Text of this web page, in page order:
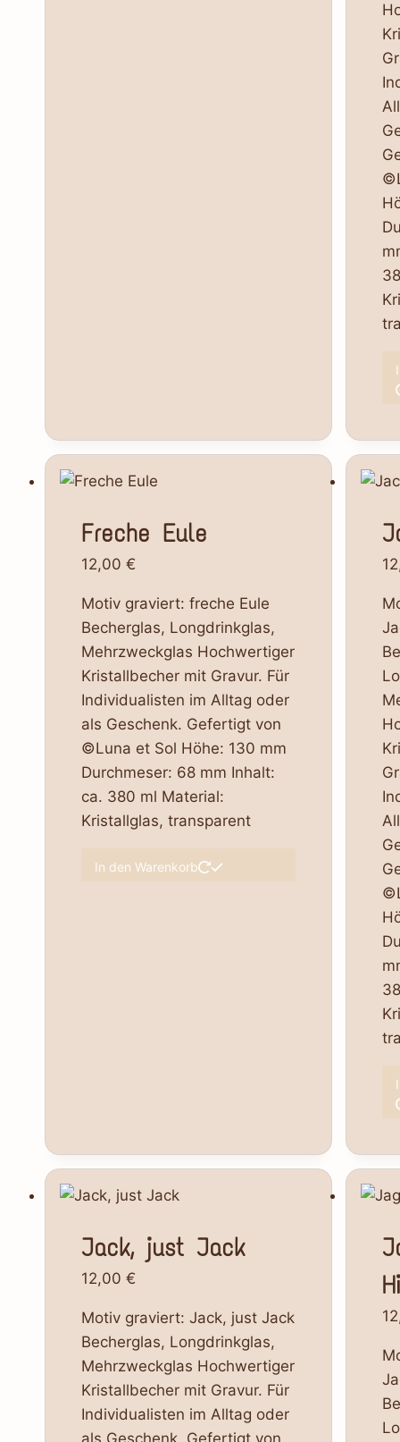
Freche Eule
12,00 €
Motiv graviert: freche Eule
Becherglas, Longdrinkglas,
Mehrzweckglas Hochwertiger
Kristallbecher mit Gravur. Für
Individualisten im Alltag oder
als Geschenk. Gefertigt von
©Luna et Sol Höhe: 130 mm
Durchmeser: 68 mm Inhalt:
ca. 380 ml Material:
Kristallglas, transparent
In den Warenkorb
Jack, just Jack
12,00 €
Motiv graviert: Jack, just Jack
Becherglas, Longdrinkglas,
Mehrzweckglas Hochwertiger
Kristallbecher mit Gravur. Für
Individualisten im Alltag oder